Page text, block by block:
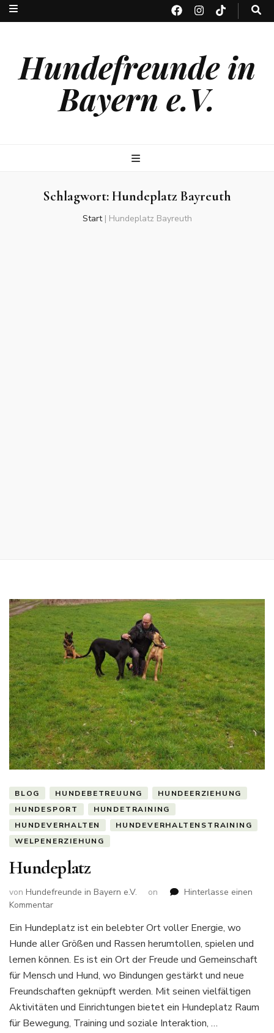
Hundefreunde in
Bayern e.V.
Schlagwort:Hundeplatz Bayreuth
Start | Hundeplatz Bayreuth
BLOG HUNDEBETREUUNG
HUNDEERZIEHUNG
HUNDESPORT
HUNDETRAINING
HUNDEVERHALTEN
HUNDEVERHALTENSTRAINING
WELPENERZIEHUNG
Hundeplatz
von Hundefreunde in Bayern e.V. on
Hinterlasse einen
Kommentarzu
Ein Hundeplatz ist ein belebter Ort voller Energie, wo
Hunde aller Größen und Rassen herumtollen, spielen und
lernen können. Es ist ein Ort der Freude und Gemeinschaft
für Mensch und Hund, wo Bindungen gestärkt und neue
Freundschaften geknüpft werden. Mit seinen vielfältigen
Aktivitäten und Einrichtungen bietet ein Hundeplatz Raum
für Bewegung, Training und soziale Interaktion, …